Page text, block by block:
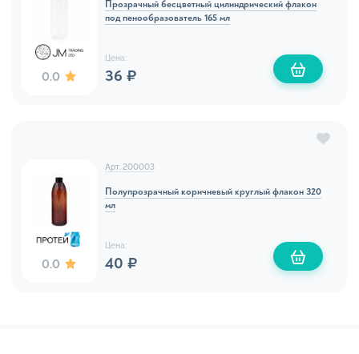
0.0
Прозрачный бесцветный цилиндрический флакон
под пенообразователь 165 мл
Цена:
36 ₽
0.0
Арт. 200003
Полупрозрачный коричневый круглый флакон 320
мл
Цена:
40 ₽